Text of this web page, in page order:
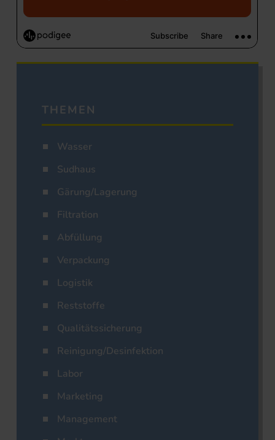
THEMEN
Wasser
Sudhaus
Gärung/Lagerung
Filtration
Abfüllung
Verpackung
Logistik
Reststoffe
Qualitätssicherung
Reinigung/Desinfektion
Labor
Marketing
Management